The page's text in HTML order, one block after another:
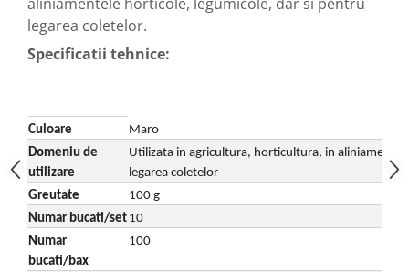
Freze pentru zapada
Instalatii sanitare
Intretinere
Masini de maturat si accesorii
Masini de tuns iarba
Motocoase
Accesorii motocositoare
Accesorii pentru masini de tuns
gazon
Invertoare sudura - IGBT / MMA
Aspiratoare
Accesorii auto
Echipamente industriale de
brichetare / peletizare
Echipamente pentru protectia
muncii
Generatoare
Pistoale de lipit
legarea coletelor.
Specificatii tehnice:
Culoare
Maro
Domeniu de
utilizare
Utilizata in agricultura, horticultura, in
legarea coletelor
Greutate
100 g
Numar bucati/set 10
Numar
bucati/bax
100